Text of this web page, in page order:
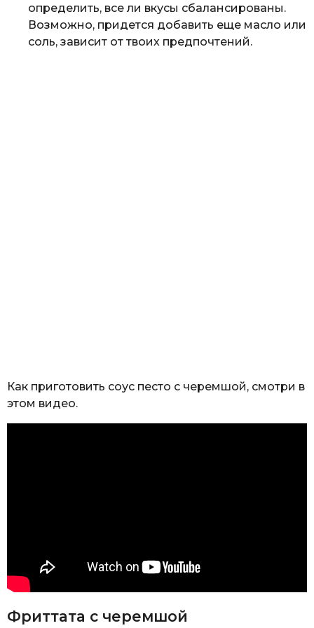
определить, все ли вкусы сбалансированы.
Возможно, придется добавить еще масло или
соль, зависит от твоих предпочтений.
Как приготовить соус песто с черемшой, смотри в
этом видео.
Фриттата с черемшой